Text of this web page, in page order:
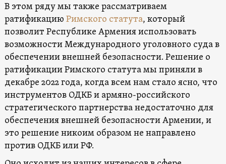
В этом ряду мы также рассматриваем
ратификацию Римского статута, который
позволит Республике Армения использовать
возможности Международного уголовного суда в
обеспечении внешней безопасности. Решение о
ратификации Римского статута мы приняли в
декабре 2022 года, когда всем нам стало ясно, что
инструментов ОДКБ и армяно-российского
стратегического партнерства недостаточно для
обеспечения внешней безопасности Армении, и
это решение никоим образом не направлено
против ОДКБ или РФ.